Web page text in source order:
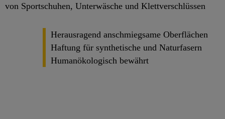
von Sportschuhen, Unterwäsche und Klettverschlüssen
Herausragend anschmiegsame Oberflächen
Haftung für synthetische und Naturfasern
Humanökologisch bewährt